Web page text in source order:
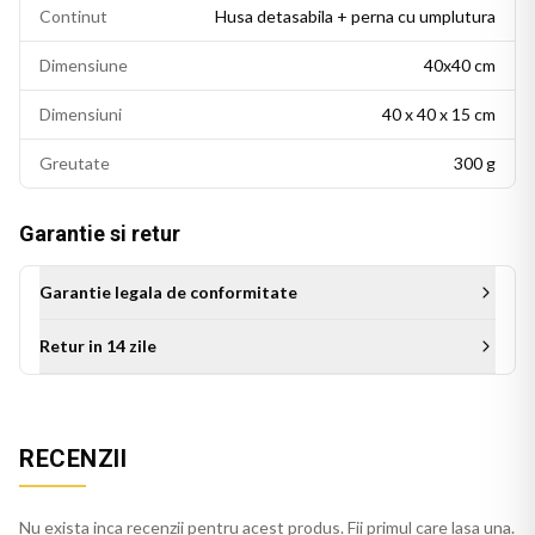
Este potrivita si ca idee de cadou pentru persoanele cu un
Continut Husa detasabila + perna cu umplutura
Dimensiune 40x40 cm
Dimensiuni 40 x 40 x 15 cm
Greutate 300 g
Garantie si retur
Garantie legala de conformitate
Retur in 14 zile
RECENZII
Nu exista inca recenzii pentru acest produs. Fii primul care lasa una.